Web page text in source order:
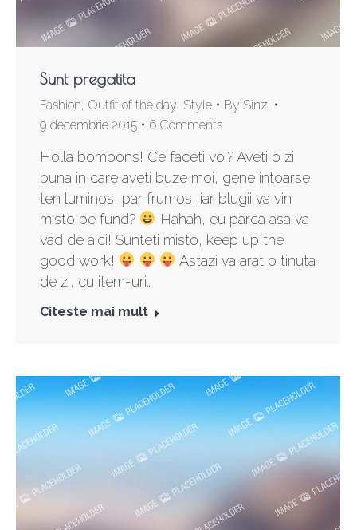
Sunt pregatita
Fashion, Outfit of the day, Style By Sinzi
9 decembrie 2015
6 Comments
Holla bombons! Ce faceti voi? Aveti o zi
buna in care aveti buze moi, gene intoarse,
ten luminos, par frumos, iar blugii va vin
misto pe fund?
Hahah, eu parca asa va
vad de aici! Sunteti misto, keep up the
good work!
Astazi va arat o tinuta
de zi, cu item-uri…
Citeste mai mult